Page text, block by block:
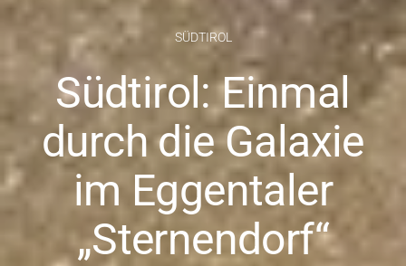
SÜDTIROL
Südtirol: Einmal
durch die Galaxie
im Eggentaler
„Sternendorf“